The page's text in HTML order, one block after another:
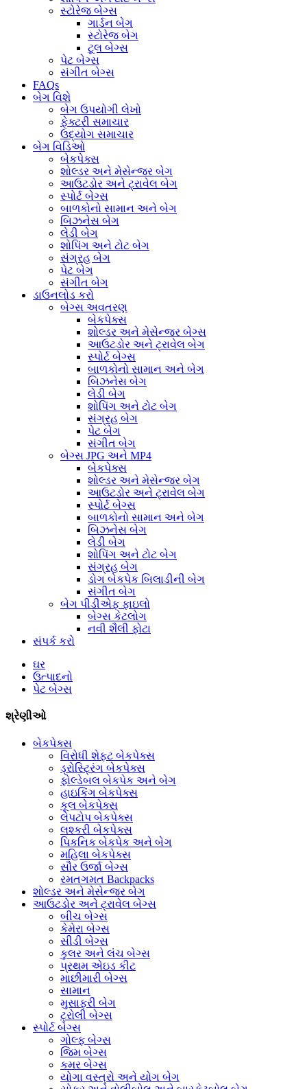
સ્ટોરેજ બેગ્સ
ગાર્ડન બેગ
સ્ટોરેજ બેગ
ટૂલ બેગ્સ
પેટ બેગ્સ
સંગીત બેગ્સ
FAQs
બેગ વિશે
બેગ ઉપયોગી લેખો
ફેક્ટરી સમાચાર
ઉદ્યોગ સમાચાર
બેગ વિડિઓ
બેકપેક્સ
શોલ્ડર અને મેસેન્જર બેગ
આઉટડોર અને ટ્રાવેલ બેગ
સ્પોર્ટ બેગ્સ
બાળકોનો સામાન અને બેગ
બિઝનેસ બેગ
લેડી બેગ
શોપિંગ અને ટોટ બેગ
સંગ્રહ બેગ
પેટ બેગ
સંગીત બેગ
ડાઉનલોડ કરો
બેગ્સ અવતરણ
બેકપેક્સ
શોલ્ડર અને મેસેન્જર બેગ્સ
આઉટડોર અને ટ્રાવેલ બેગ
સ્પોર્ટ બેગ્સ
બાળકોનો સામાન અને બેગ
બિઝનેસ બેગ
લેડી બેગ
શોપિંગ અને ટોટ બેગ
સંગ્રહ બેગ
પેટ બેગ
સંગીત બેગ
બેગ્સ JPG અને MP4
બેકપેક્સ
શોલ્ડર અને મેસેન્જર બેગ
આઉટડોર અને ટ્રાવેલ બેગ
સ્પોર્ટ બેગ્સ
બાળકોનો સામાન અને બેગ
બિઝનેસ બેગ
લેડી બેગ
શોપિંગ અને ટોટ બેગ
સંગ્રહ બેગ
ડોગ બેકપેક બિલાડીની બેગ
સંગીત બેગ
બેગ પીડીએફ ફાઇલો
બેગ્સ કેટલોગ
નવી શૈલી ફોટા
સંપર્ક કરો
ઘર
ઉત્પાદનો
પેટ બેગ્સ
શ્રેણીઓ
બેકપેક્સ
વિરોધી શેફ્ટ બેકપેક્સ
ડ્રોસ્ટ્રિંગ બેકપેક્સ
ફોલ્ડેબલ બેકપેક અને બેગ
હાઇકિંગ બેકપેક્સ
કૂલ બેકપેક્સ
લેપટોપ બેકપેક્સ
લશ્કરી બેકપેક્સ
પિકનિક બેકપેક અને બેગ
મહિલા બેકપેક્સ
સૌર ઉર્જા બેગ્સ
રમતગમત Backpacks
શોલ્ડર અને મેસેન્જર બેગ
આઉટડોર અને ટ્રાવેલ બેગ્સ
બીચ બેગ્સ
કેમેરા બેગ્સ
સીડી બેગ્સ
કુલર અને લંચ બેગ્સ
પ્રથમ એઇડ કીટ
માછીમારી બેગ્સ
સામાન
મુસાફરી બેગ
ટ્રોલી બેગ્સ
સ્પોર્ટ બેગ્સ
ગોલ્ફ બેગ્સ
જિમ બેગ્સ
કમર બેગ્સ
યોગા વસ્ત્રો અને યોગ બેગ